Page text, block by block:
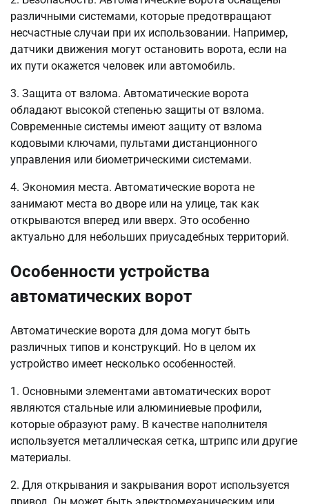
различными системами, которые предотвращают
несчастные случаи при их использовании. Например,
датчики движения могут остановить ворота, если на
их пути окажется человек или автомобиль.
3. Защита от взлома. Автоматические ворота
обладают высокой степенью защиты от взлома.
Современные системы имеют защиту от взлома
кодовыми ключами, пультами дистанционного
управления или биометрическими системами.
4. Экономия места. Автоматические ворота не
занимают места во дворе или на улице, так как
открываются вперед или вверх. Это особенно
актуально для небольших приусадебных территорий.
Особенности устройства
автоматических ворот
Автоматические ворота для дома могут быть
различных типов и конструкций. Но в целом их
устройство имеет несколько особенностей.
1. Основными элементами автоматических ворот
являются стальные или алюминиевые профили,
которые образуют раму. В качестве наполнителя
используется металлическая сетка, штрипс или другие
материалы.
2. Для открывания и закрывания ворот используется